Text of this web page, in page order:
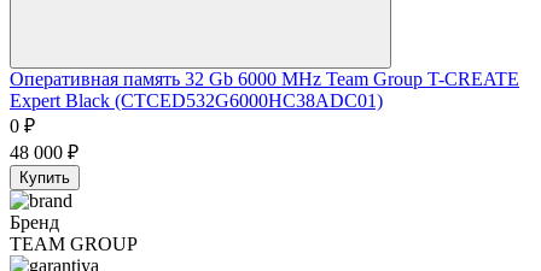
Оперативная память 32 Gb 6000 MHz Team Group T-CREATE
Expert Black (CTCED532G6000HC38ADC01)
0 ₽
48 000 ₽
Купить
Бренд
TEAM GROUP